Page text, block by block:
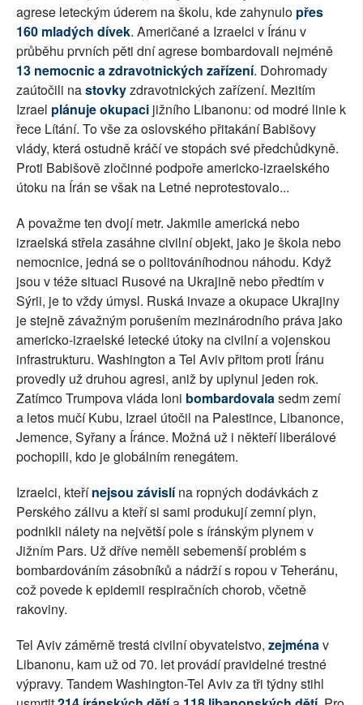
agrese leteckým úderem na školu, kde zahynulo přes
160 mladých dívek. Američané a Izraelci v Íránu v
průběhu prvních pěti dní agrese bombardovali nejméně
13 nemocnic a zdravotnických zařízení. Dohromady
zaútočili nastovkyzdravotnických zařízení. Mezitím
Izrael plánuje okupaci jižního Libanonu: od modré linie k
řece Lítání. To vše za oslovského přitakání Babišovy
vlády, která ostudně kráčí ve stopách své předchůdkyně.
Proti Babišově zločinné podpoře americko-izraelského
útoku na Írán se však na Letné neprotestovalo...
A považme ten dvojí metr. Jakmile americká nebo
izraelská střela zasáhne civilní objekt, jako je škola nebo
nemocnice, jedná se o politováníhodnou náhodu. Když
jsou v téže situaci Rusové na Ukrajině nebo předtím v
Sýrii, je to vždy úmysl. Ruská invaze a okupace Ukrajiny
je stejně závažným porušením mezinárodního práva jako
americko-izraelské letecké útoky na civilní a vojenskou
infrastrukturu. Washington a Tel Aviv přitom proti Íránu
provedly už druhou agresi, aniž by uplynul jeden rok.
Zatímco Trumpova vláda loni bombardovalasedm zemí
a letos mučí Kubu, Izrael útočil na Palestince, Libanonce,
Jemence, Syřany a Íránce. Možná už i někteří liberálové
pochopili, kdo je globálním renegátem.
Izraelci, kteřínejsou závislína ropných dodávkách z
Perského zálivu a kteří si sami produkují zemní plyn,
podnikli nálety na největší pole s íránským plynem v
Jižním Pars. Už dříve neměli sebemenší problém s
bombardováním zásobníků a nádrží s ropou v Teheránu,
což povede k epidemii respiračních chorob, včetně
rakoviny.
Tel Aviv záměrně trestá civilní obyvatelstvo, zejménav
Libanonu, kam už od 70. let provádí pravidelné trestné
výpravy. Tandem Washington-Tel Aviv za tři týdny stihl